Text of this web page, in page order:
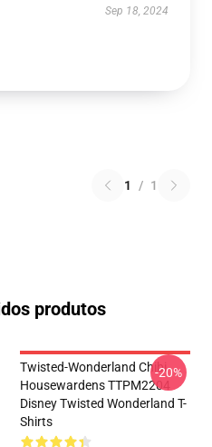
Sep 18, 2024
1 / 1
produtos
Twisted-Wonderland Chibi
Housewardens TTPM2204
Disney Twisted Wonderland T-
Shirts
-20%